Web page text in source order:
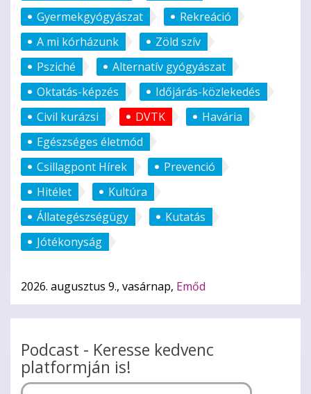
Gyermekgyógyászat
Rekreáció
A mi kórházunk
Zöld szív
Psziché
Alternatív gyógyászat
Oktatás-képzés
Időjárás-közlekedés
Civil kurázsi
DVTK
Havária
Egészséges életmód
Csillagpont Hírek
Prevenció
Hitélet
Kultúra
Állategészségügy
Kutatás
Jótékonyság
2026. augusztus 9., vasárnap, Emőd
Podcast - Keresse kedvenc
platformján is!